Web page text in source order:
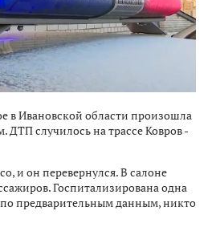
в Ивановской области произошла
ДТП случилось на трассе Ковров -
и он перевернулся. В салоне
Госпитализирована одна
предварительным данным, никто